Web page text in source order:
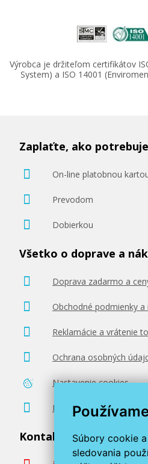
Súbory cookie
sledovania
Výrobca je držiteľom certifikátov
System) a ISO 14001
Zaplaťte, ako
On-line platobnou
Prevodom
Dobierkou
Všetko o doprave a
Doprava zadarmo a
Obchodné podmienky
Reklamácie a vrátenie
Ochrana osobných
Nastavenie cookies
Poradenstvo zadarmo
Kontaktujte nás